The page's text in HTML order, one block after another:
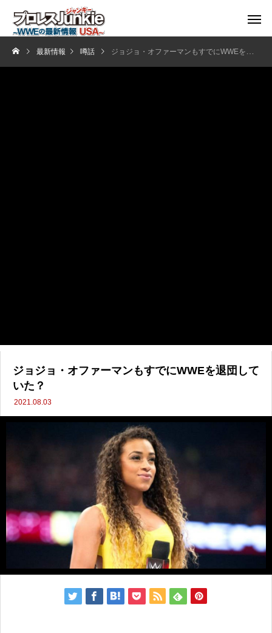
最新情報 噂話 ジョジョ・オファーマンもすでにWWEを退団していた？
ジョジョ・オファーマンもすでにWWEを退団して
いた？
2021.08.03